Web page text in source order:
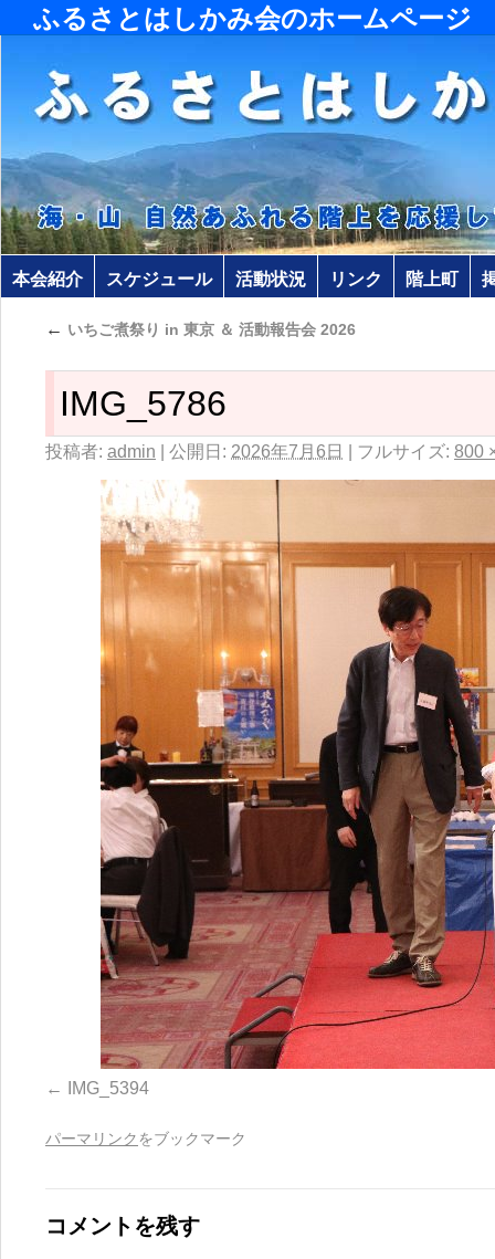
ふるさとはしかみ会のホームページ
本会紹介 スケジュール 活動状況 リンク 階上町
← いちご煮祭り in 東京 ＆ 活動報告会 2026
IMG_5786
投稿者: admin 公開日: 2026年7月6日 フルサイズ: 800
IMG_5394
パーマリンク をブックマーク
コメントを残す